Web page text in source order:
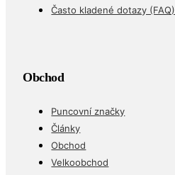
Často kladené dotazy (FAQ)
Obchod
Puncovní značky
Články
Obchod
Velkoobchod